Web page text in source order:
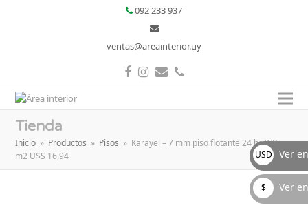
092 233 937
ventas@areainterior.uy
Facebook
Instagram
CorreoTeléfono
Tienda
Inicio » Productos » Pisos » Karayel – 7 mm piso flotante 24 hs WR –
m2 U$S 16,94
USD
D
Ver
$
Uruguayos
Ver